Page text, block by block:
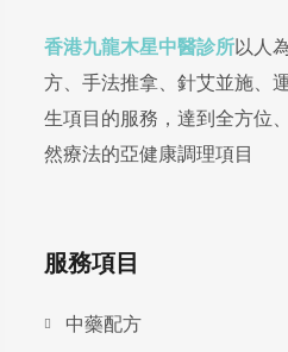
香港九龍木星中醫診所以人
方、手法推拿、針艾並施、
生項目的服務，達到全方位
然療法的亞健康調理項目
服務項目
中藥配方